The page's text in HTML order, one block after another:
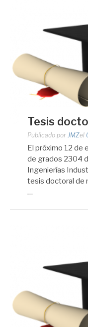
Tesis
Publicado por JMZel
El próximo 12 de
de grados 2304
Ingenierías
tesis doctoral de
…